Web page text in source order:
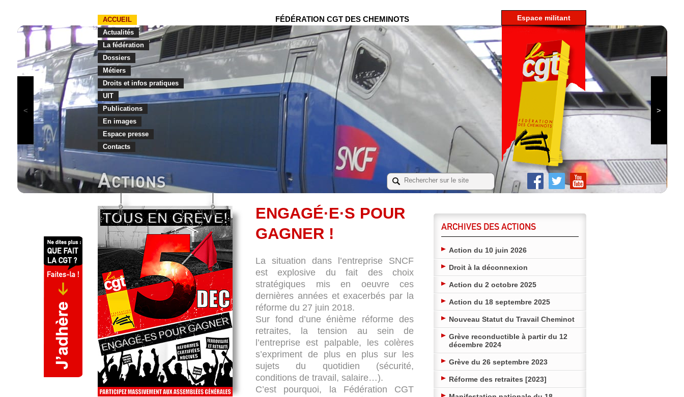
FÉDÉRATION CGT DES CHEMINOTS
ACCUEIL
Actualités
La fédération
Dossiers
Métiers
Droits et infos pratiques
UIT
Publications
En images
Espace presse
Contacts
espace militant
ACTIONS
ENGAGÉ·E·S POUR
GAGNER !
La situation dans l’entreprise SNCF
est explosive du fait des choix
stratégiques mis en oeuvre ces
dernières années et exacerbés par la
réforme du 27 juin 2018.
Sur fond d’une énième réforme des
retraites, la tension au sein de
l’entreprise est palpable, les colères
s’expriment de plus en plus sur les
sujets du quotidien (sécurité,
conditions de travail, salaire…).
C’est pourquoi, la Fédération CGT
ARCHIVES DES ACTIONS
Action du 10 juin 2026
Droit à la déconnexion
Action du 2 octobre 2025
Action du 18 septembre 2025
Nouveau Statut du Travail Cheminot
Grève reconductible à partir du 12
décembre 2024
Grève du 26 septembre 2023
Réforme des retraites [2023]